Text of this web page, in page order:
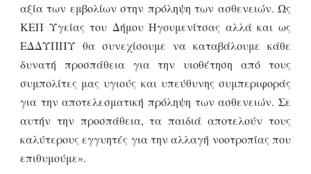
αξία των εμβολίων στην πρόληψη των ασθενειών. Ως
ΚΕΠ Υγείας του Δήμου Ηγουμενίτσας αλλά και ως
ΕΔΔΥΠΠΥ θα συνεχίσουμε να καταβάλουμε κάθε
δυνατή προσπάθεια για την υιοθέτηση από τους
συμπολίτες μας υγιούς και υπεύθυνης συμπεριφοράς
για την αποτελεσματική πρόληψη των ασθενειών. Σε
αυτήν την προσπάθεια, τα παιδιά αποτελούν τους
καλύτερους εγγυητές για την αλλαγή νοοτροπίας που
επιθυμούμε».